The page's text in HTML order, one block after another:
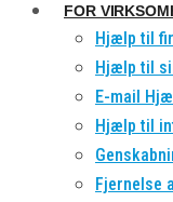
FOR
Hjælp til
Hjælp til
E-mail
Hjælp til
Fjernelse